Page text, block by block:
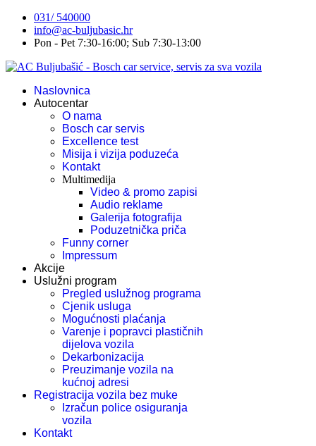
031/ 540000
info@ac-buljubasic.hr
Pon - Pet 7:30-16:00; Sub 7:30-13:00
Naslovnica
Autocentar
O nama
Bosch car servis
Excellence test
Misija i vizija poduzeća
Kontakt
Multimedija
Video & promo zapisi
Audio reklame
Galerija fotografija
Poduzetnička priča
Funny corner
Impressum
Akcije
Uslužni program
Pregled uslužnog programa
Cjenik usluga
Mogućnosti plaćanja
Varenje i popravci plastičnih
dijelova vozila
Dekarbonizacija
Preuzimanje vozila na
kućnoj adresi
Registracija vozila bez muke
Izračun police osiguranja
vozila
Kontakt